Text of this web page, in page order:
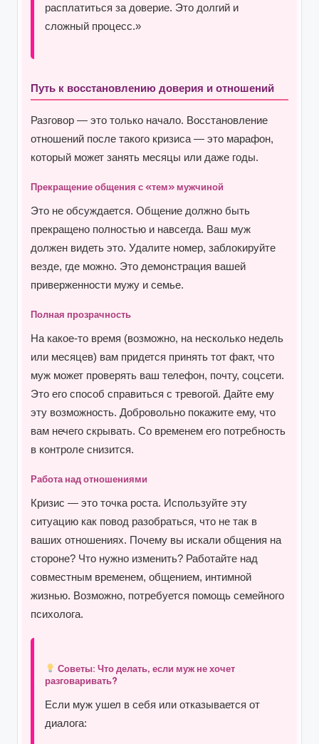
расплатиться за доверие. Это долгий и
сложный процесс.»
Путь к восстановлению доверия и отношений
Разговор — это только начало. Восстановление
отношений после такого кризиса — это марафон,
который может занять месяцы или даже годы.
Прекращение общения с «тем» мужчиной
Это не обсуждается. Общение должно быть
прекращено полностью и навсегда. Ваш муж
должен видеть это. Удалите номер, заблокируйте
везде, где можно. Это демонстрация вашей
приверженности мужу и семье.
Полная прозрачность
На какое-то время (возможно, на несколько недель
или месяцев) вам придется принять тот факт, что
муж может проверять ваш телефон, почту, соцсети.
Это его способ справиться с тревогой. Дайте ему
эту возможность. Добровольно покажите ему, что
вам нечего скрывать. Со временем его потребность
в контроле снизится.
Работа над отношениями
Кризис — это точка роста. Используйте эту
ситуацию как повод разобраться, что не так в
ваших отношениях. Почему вы искали общения на
стороне? Что нужно изменить? Работайте над
совместным временем, общением, интимной
жизнью. Возможно, потребуется помощь семейного
психолога.
Советы: Что делать, если муж не хочет
разговаривать?
Если муж ушел в себя или отказывается от
диалога: